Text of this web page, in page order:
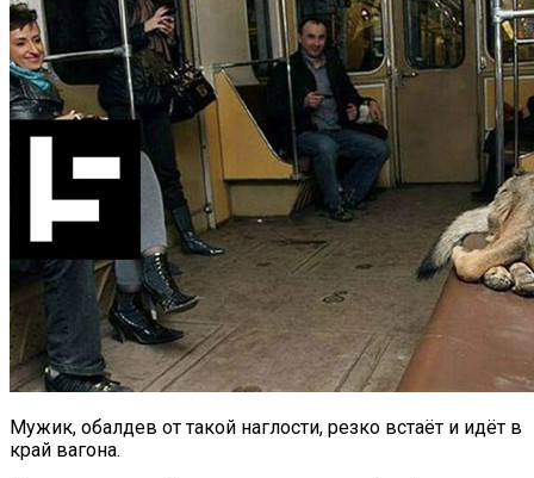
Мужик, обалдев от такой наглости, резко встаёт и идёт в
край вагона.